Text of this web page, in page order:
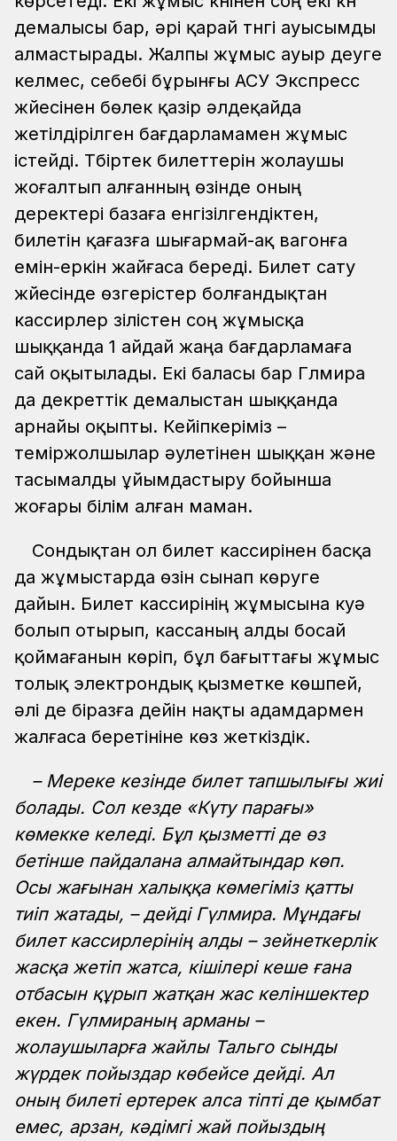
демалысы бар, әрі қарай түнгі ауысымды
алмастырады. Жалпы жұмыс ауыр деуге
келмес, себебі бұрынғы АСУ Экспресс
жүйесінен бөлек қазір әлдеқайда
жетілдірілген бағдарламамен жұмыс
істейді. Түбіртек билеттерін жолаушы
жоғалтып алғанның өзінде оның
деректері базаға енгізілгендіктен,
билетін қағазға шығармай-ақ вагонға
емін-еркін жайғаса береді. Билет сату
жүйесінде өзгерістер болғандықтан
кассирлер үзілістен соң жұмысқа
шыққанда 1 айдай жаңа бағдарламаға
сай оқытылады. Екі баласы бар Гүлмира
да декреттік демалыстан шыққанда
арнайы оқыпты. Кейіпкеріміз –
теміржолшылар әулетінен шыққан және
тасымалды ұйымдастыру бойынша
жоғары білім алған маман.
Сондықтан ол билет кассирінен басқа
да жұмыстарда өзін сынап көруге
дайын. Билет кассирінің жұмысына куә
болып отырып, кассаның алды босай
қоймағанын көріп, бұл бағыттағы жұмыс
толық электрондық қызметке көшпей,
әлі де біразға дейін нақты адамдармен
жалғаса беретініне көз жеткіздік.
– Мереке кезінде билет тапшылығы жиі
болады. Сол кезде «Күту парағы»
көмекке келеді. Бұл қызметті де өз
бетінше пайдалана алмайтындар көп.
Осы жағынан халыққа көмегіміз қатты
тиіп жатады, – дейді Гүлмира. Мұндағы
билет кассирлерінің алды – зейнеткерлік
жасқа жетіп жатса, кішілері кеше ғана
отбасын құрып жатқан жас келіншектер
екен. Гүлмираның арманы –
жолаушыларға жайлы Тальго сынды
жүрдек пойыздар көбейсе дейді. Ал
оның билеті ертерек алса тіпті де қымбат
емес, арзан, кәдімгі жай пойыздың